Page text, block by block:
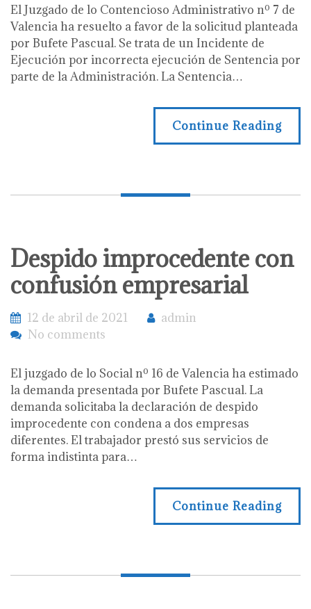
El Juzgado de lo Contencioso Administrativo nº 7 de
Valencia ha resuelto a favor de la solicitud planteada
por Bufete Pascual. Se trata de un Incidente de
Ejecución por incorrecta ejecución de Sentencia por
parte de la Administración. La Sentencia…
Continue Reading
Despido improcedente con
confusión empresarial
12 de abril de 2021
admin
No comments
El juzgado de lo Social nº 16 de Valencia ha estimado
la demanda presentada por Bufete Pascual. La
demanda solicitaba la declaración de despido
improcedente con condena a dos empresas
diferentes. El trabajador prestó sus servicios de
forma indistinta para…
Continue Reading